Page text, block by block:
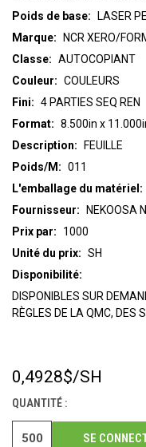
Classe: AUTOCOPIANT
Couleur: COULEURS
Description: FEUILLE
Fini: 4 PARTIES SEQ REN
Fournisseur: NEKOOSA
L'emballage du matériel:
Marque: NCR XERO/
Poids de base: LASER
Poids/M: 011
Prix par:
1000
Unité du prix: SH
Format: 8.500in x
Disponibilité:
DISPONIBLES SUR
RÈGLES DE LA QMC, DES
STOCK
0,4928$/SH
QUANTITÉ :
SE